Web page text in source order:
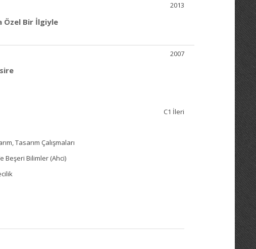
2013
Özel Bir İlgiyle
2007
C1 İleri
Tasarım Çalışmaları
Beşeri Bilimler (Ahci)